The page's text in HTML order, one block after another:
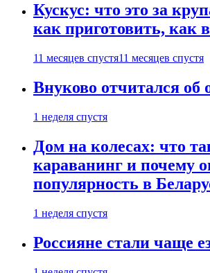
Кускус: что это за
как приготовить, как
11 месяцев спустя11 месяцев спустя
Внуково отчитался об
1 неделя спустя
Дом на колесах: что
караванинг и почему
популярность в
1 неделя спустя
Россияне стали чаще